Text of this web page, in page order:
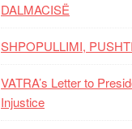
DALMACISË
SHPOPULLIMI,
VATRA’s Letter to
Injustice